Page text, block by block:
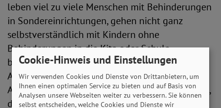
leben viel zu viele Menschen mit Behinderungen
in Sondereinrichtungen, gehen nicht ganz
selbstverständlich mit Kindern ohne
Behinderungen in die Kita oder Schule,
beziehungsweise verbringen sie den
Arbeitsalltag nicht gemeinsam. Sogar ein
Arztbesuch ist für Menschen mit Behinderungen,
die besonders auf gute medizinische Versorgung
Cookie-Hinweis und Einstellungen
Wir verwenden Cookies und Dienste von Drittanbietern, um
Ihnen einen optimalen Service zu bieten und auf Basis von
Analysen unsere Webseiten weiter zu verbessern. Sie können
selbst entscheiden, welche Cookies und Dienste wir